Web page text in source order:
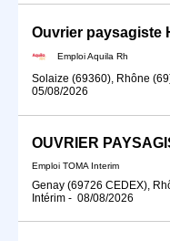
Ouvrier paysagiste
Emploi Aquila Rh
Solaize (69360), Rhône
05/08/2026
OUVRIER
Emploi TOMA Interim
Genay (69726 CEDEX),
Intérim - 08/08/2026